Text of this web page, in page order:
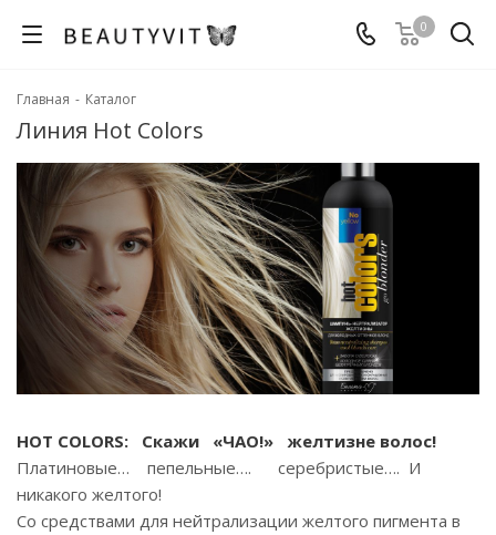
0
Главная - Каталог
Линия Hot Colors
HOT COLORS: Скажи «ЧАО!» желтизне волос!
Платиновые… пепельные…. серебристые…. И
никакого желтого!
Со средствами для нейтрализации желтого пигмента в